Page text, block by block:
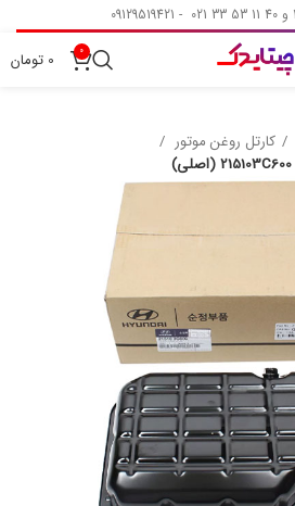
0
0 تومان
کارتل روغن موتور